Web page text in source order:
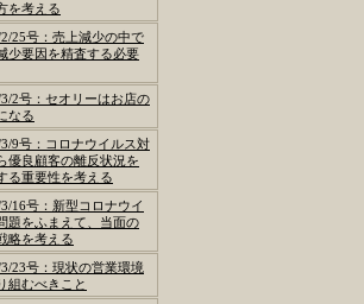
を考える
25号：売上減少の中で
少要因を精査する必要
2号：セオリーはお店の
なる
9号：コロナウイルス対
優良顧客の離反状況を
る重要性を考える
16号：新型コロナウイ
題をふまえて、当面の
略を考える
23号：現状の営業環境
組むべきこと